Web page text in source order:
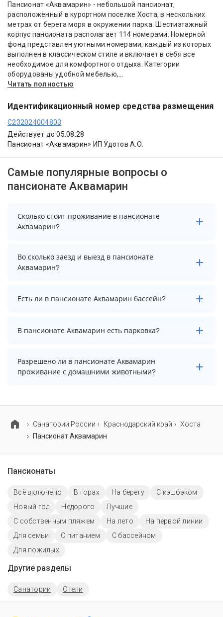
Пансионат «Аквамарин» - небольшой пансионат,
расположенный в курортном поселке Хоста, в нескольких
метрах от берега моря в окружении парка. Шестиэтажный
корпус пансионата располагает 114 номерами. Номерной
фонд представлен уютными номерами, каждый из которых
выполнен в классическом стиле и включает в себя все
необходимое для комфортного отдыха. Категории
оборудованы удобной мебелью,...
Читать полностью
Идентификационный номер средства размещения
С232024004803
Действует до 05.08.28
Пансионат «Аквамарин» ИП Удотов А.О.
Самые популярные вопросы о
пансионате Аквамарин
Сколько стоит проживание в пансионате
Аквамарин?
Стоимость проживания в пансионате Аквамарин
начинается от 2125 рублей. Чтобы увидеть
Во сколько заезд и выезд в пансионате
Аквамарин?
Заезд возможен после 13:00, а выезд необходимо
Есть ли в пансионате Аквамарин бассейн?
В пансионате Аквамарин нет бассейна.
В пансионате Аквамарин есть парковка?
В пансионате Аквамарин нет парковки.
Разрешено ли в пансионате Аквамарин
проживание с домашними животными?
Cанатории России Краснодарский край
Хоста
Пансионат Аквамарин
Пансионаты
Всё включено В горах На берегу
С кэшбэком
Новый год
Недорого
Лучшие
С собственным пляжем
На лето
На первой линии
Для семьи
С питанием
C бассейном
Для пожилых
Другие разделы
Санатории Отели